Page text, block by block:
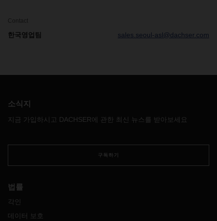
Contact
한국영업팀 sales.seoul-asl@dachser.com
소식지
지금 가입하시고 DACHSER에 관한 최신 뉴스를 받아보세요
구독하기
법률
각인
데이터 보호